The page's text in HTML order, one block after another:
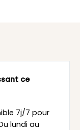
ce
7j/7 pour
lundi au